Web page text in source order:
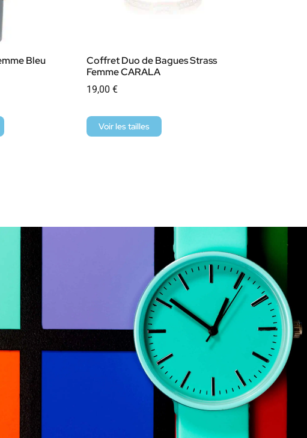
Bleu
Coffret Duo de Bagues Strass
Femme CARALA
19,00 €
Voir les tailles